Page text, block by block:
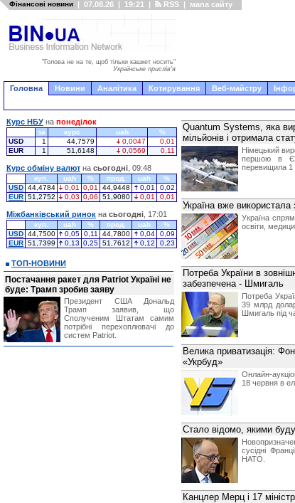
Фінансові новини | 07.08.26 | 19:21 | RSS | мапа сайту
"Голова не на те, щоб тільки кашкет носить"
Українське прислів'я
Головна Новини Аналітика Котирування Веб-майстру
Quantum Systems, яка
мільйонів і отримала
Німецький
першою в
перевищила
Україна вже
Україна
освіти,
Потреба України в
забезпечена - Шмигаль
Потреба
39 млрд
Шмигаль під
Велика приватизація:
«Укрбуд»
Онлайн-
18 червня в
Стало відомо, якими
сусідні
НАТО.
Канцлер Мерц і 17
Курс НБУ на понеділок
за курс uah
%
USD
1 44,7579 0,0047
0,01
EUR
1 51,6148 0,0569 0,11
Курс обміну валют на сьогодні , 09:48
куп. uah % прод. uah
%
USD 44,4784 0,01 0,01 44,9448 0,01
0,02
EUR 51,2752 0,03 0,06 51,9080 0,01 0,01
Міжбанківський ринок на сьогодні , 17:01
куп. uah % прод. uah
%
USD 44,7500 0,05 0,11 44,7800 0,04
0,09
EUR 51,7399 0,13 0,25 51,7612 0,12 0,23
ТОП-НОВИНИ
Постачання ракет для Patriot Україні не
буде: Трамп зробив заяву
Президент США Дональд
Трамп заявив, що
Сполученим Штатам самим
потрібні перехоплювачі до
систем Patriot.